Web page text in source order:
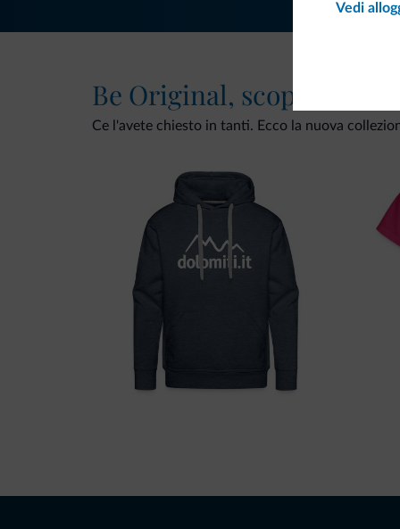
Vedi
Be Original, scopri la
Ce l'avete chiesto in tanti. Ecco la nuova